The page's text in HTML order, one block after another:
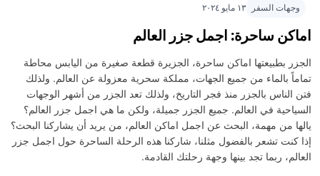
وجهات السفر ١٣ مايو ٢٠٢٤
اماكن ساحرة: اجمل جزر العالم
الجزر بطبيعتها اماكن ساحرة، الجزيرة قطعة صغيرة من اليابس محاطة
تماماً بالماء من جميع الجهات، مملكة سحرية معزولة عن العالم. ولذلك
فتن الناس بالجزر منذ فجر التاريخ، ولذلك تعد الجزر من أشهر الوجهات
السياحية في العالم. جميع الجزر جميلة، ولكن ما هي اجمل جزر العالم؟
يالها من مهمة، البحث عن اجمل اماكن العالم، من يريد أن يشاركنا البحث؟
إذا كنت تشعر بالفضول مثلنا، شاركنا هذه الرحلة الساحرة حول اجمل جزر
العالم، ربما تجد بينها وجهة رحلتك القادمة.